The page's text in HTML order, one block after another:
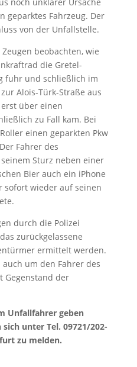
noch unklarer Ursache
geparktes Fahrzeug. Der
von der Unfallstelle.
beobachten, wie
die Gretel-
fuhr und schließlich im
Alois-Türk-Straße aus
über einen
zu Fall kam. Bei
einen geparkten Pkw
Fahrer des
Sturz neben einer
Bier auch ein iPhone
sofort wieder auf seinen
durch die Polizei
zurückgelassene
ermittelt werden.
um den Fahrer des
Gegenstand der
Unfallfahrer geben
unter Tel. 09721/202-
zu melden.